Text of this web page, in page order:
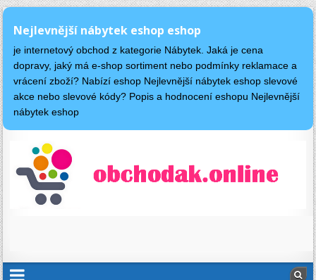
Nejlevnější nábytek eshop eshop
je internetový obchod z kategorie Nábytek. Jaká je cena
dopravy, jaký má e-shop sortiment nebo podmínky reklamace a
vrácení zboží? Nabízí eshop Nejlevnější nábytek eshop slevové
akce nebo slevové kódy? Popis a hodnocení eshopu Nejlevnější
nábytek eshop